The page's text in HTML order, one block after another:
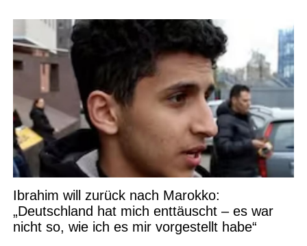
Ibrahim will zurück nach Marokko:
„Deutschland hat mich enttäuscht – es war
nicht so, wie ich es mir vorgestellt habe“